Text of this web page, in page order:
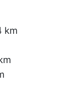
km